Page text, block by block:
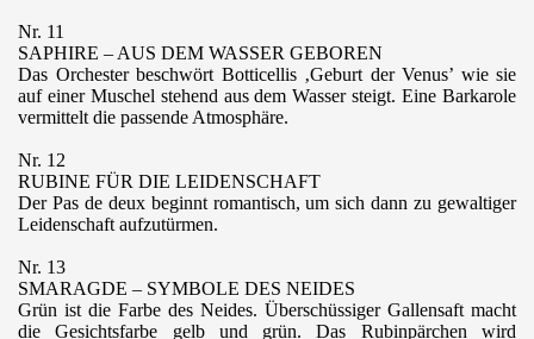
Nr. 11
SAPHIRE – AUS DEM WASSER GEBOREN
Das Orchester beschwört Botticellis ‚Geburt der Venus’ wie sie
auf einer Muschel stehend aus dem Wasser steigt. Eine Barkarole
vermittelt die passende Atmosphäre.
Nr. 12
RUBINE FÜR DIE LEIDENSCHAFT
Der Pas de deux beginnt romantisch, um sich dann zu gewaltiger
Leidenschaft aufzutürmen.
Nr. 13
SMARAGDE – SYMBOLE DES NEIDES
Grün ist die Farbe des Neides. Überschüssiger Gallensaft macht
die Gesichtsfarbe gelb und grün. Das Rubinpärchen wird